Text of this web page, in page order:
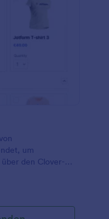
um
den Clover-